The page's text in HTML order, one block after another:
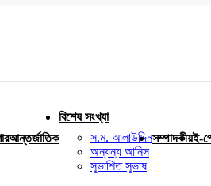
আন্তর্জাতিক
বিশেষ সংখ্যা
স.ম. আলাউদ্দিন
অন্যন্য আনিস
সুভাশিত সুভাষ
সম্পাদকীয়ই-